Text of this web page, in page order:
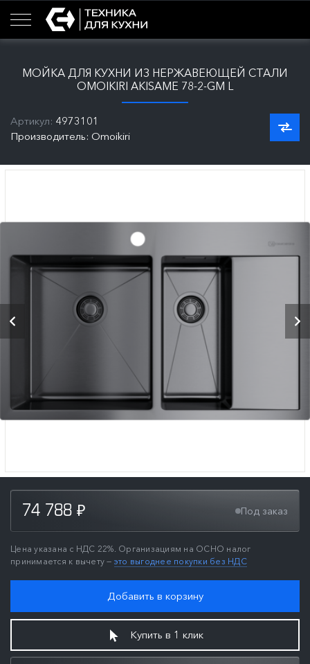
МОЙКА ДЛЯ КУХНИ ИЗ НЕРЖАВЕЮЩЕЙ СТАЛИ
OMOIKIRI AKISAME 78-2-GM L
Артикул: 4973101
Производитель: Omoikiri
74 788 ₽ Под заказ
Цена указана с НДС 22%. Организациям на ОСНО налог
принимается к вычету — это выгоднее покупки без НДС
Добавить в корзину
Купить в 1 клик